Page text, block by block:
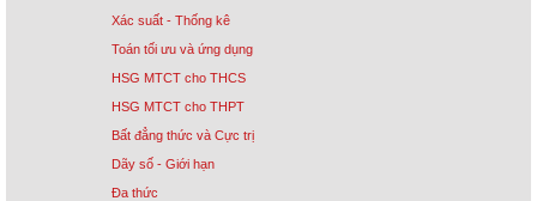
Xác suất - Thống kê
Toán tối ưu và ứng dụng
HSG MTCT cho THCS
HSG MTCT cho THPT
Bất đẳng thức và Cực trị
Dãy số - Giới hạn
Đa thức